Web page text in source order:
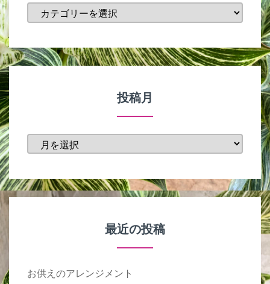
テ
リ
ー
投稿月
稿
最近の投稿
お供えのアレンジメント